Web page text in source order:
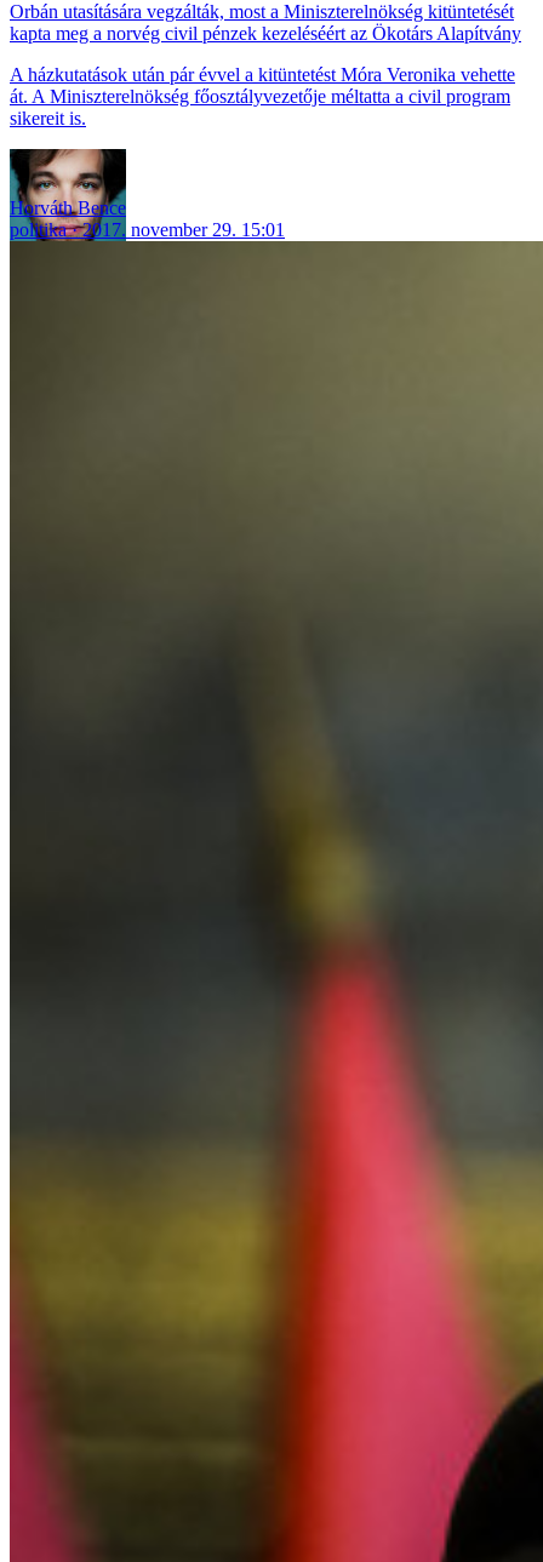
Orbán utasítására vegzálták, most a Miniszterelnökség kitüntetését
kapta meg a norvég civil pénzek kezeléséért az Ökotárs Alapítvány
A házkutatások után pár évvel a kitüntetést Móra Veronika vehette
át. A Miniszterelnökség főosztályvezetője méltatta a civil program
sikereit is.
Horváth Bence
politika
2017. november 29. 15:01